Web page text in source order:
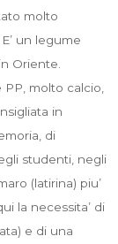
molto
un legume
Oriente.
molto calcio,
in
di
studenti, negli
(latirina) piu’
la necessita’ di
e di una